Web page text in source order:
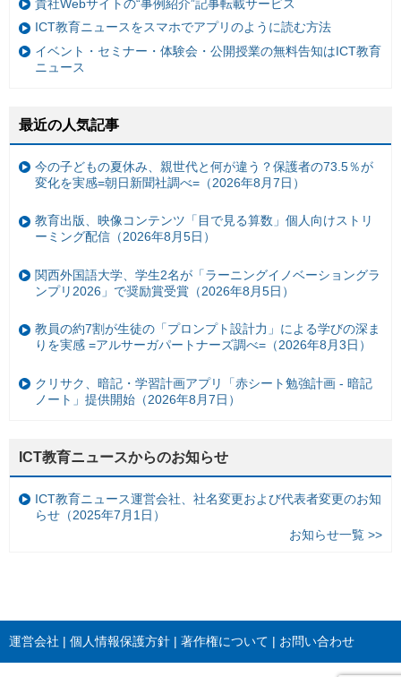
貴社Webサイトの“事例紹介”記事転載サービス
ICT教育ニュースをスマホでアプリのように読む方法
イベント・セミナー・体験会・公開授業の無料告知はICT教育
ニュース
最近の人気記事
今の子どもの夏休み、親世代と何が違う？保護者の73.5％が
変化を実感=朝日新聞社調べ=（2026年8月7日）
教育出版、映像コンテンツ「目で見る算数」個人向けストリ
ーミング配信（2026年8月5日）
関西外国語大学、学生2名が「ラーニングイノベーショングラ
ンプリ2026」で奨励賞受賞（2026年8月5日）
教員の約7割が生徒の「プロンプト設計力」による学びの深ま
りを実感 =アルサーガパートナーズ調べ=（2026年8月3日）
クリサク、暗記・学習計画アプリ「赤シート勉強計画 - 暗記
ノート」提供開始（2026年8月7日）
ICT教育ニュースからのお知らせ
ICT教育ニュース運営会社、社名変更および代表者変更のお知
らせ（2025年7月1日）
お知らせ一覧 >>
運営会社 個人情報保護方針 著作権について お問い合わせ